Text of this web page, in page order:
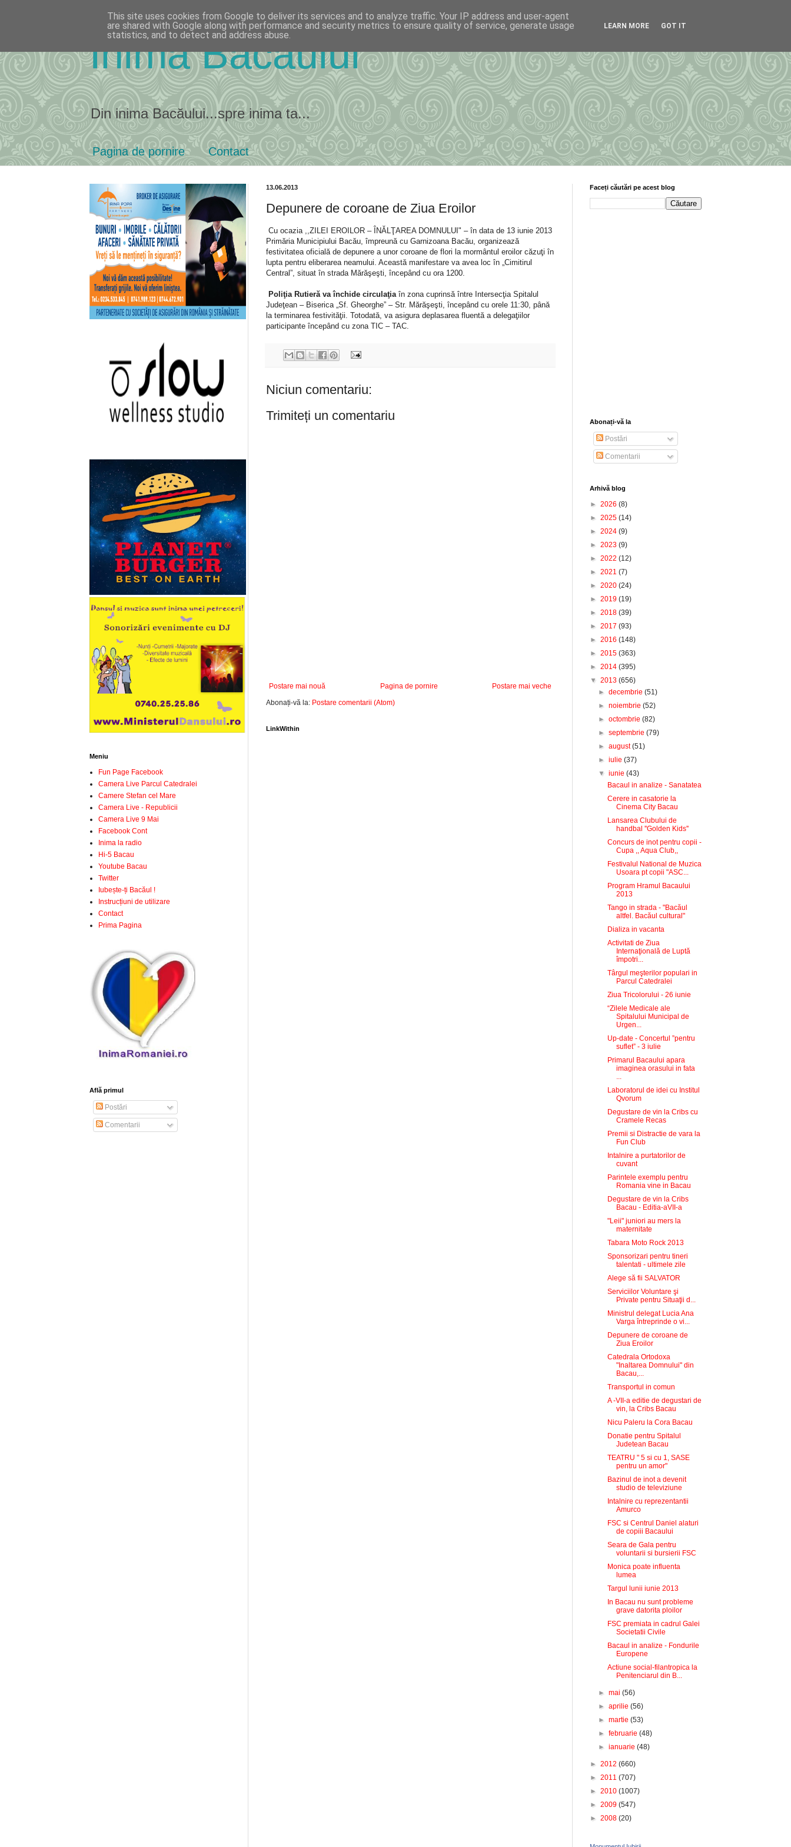
Inima Bacăului
Din inima Bacăului...spre inima ta...
Pagina de pornire Contact
13.06.2013
Depunere de coroane de Ziua Eroilor
Cu ocazia ,,ZILEI EROILOR – ÎNĂLŢAREA DOMNULUI" – în data de 13 iunie 2013
Primăria Municipiului Bacău, împreună cu Garnizoana Bacău, organizează
festivitatea oficială de depunere a unor coroane de flori la mormântul eroilor căzuţi în
lupta pentru eliberarea neamului. Această manifestare va avea loc în „Cimitirul
Central”, situat în strada Mărăşeşti, începând cu ora 1200.
Poliţia Rutieră va închide circulaţia în zona cuprinsă între Intersecţia Spitalul
Judeţean – Biserica „Sf. Gheorghe” – Str. Mărăşeşti, începând cu orele 11:30, până
la terminarea festivităţii. Totodată, va asigura deplasarea fluentă a delegaţiilor
participante începând cu zona TIC – TAC.
Niciun comentariu:
Trimiteți un comentariu
Postare mai nouă Postare mai veche
Pagina de pornire
Abonați-vă la: Postare comentarii (Atom)
LinkWithin
Meniu
Fun Page Facebook
Camera Live Parcul Catedralei
Camere Stefan cel Mare
Camera Live - Republicii
Camera Live 9 Mai
Facebook Cont
Inima la radio
Hi-5 Bacau
Youtube Bacau
Twitter
Iubește-ți Bacăul !
Instrucțiuni de utilizare
Contact
Prima Pagina
Află primul
Postări
Comentarii
Faceți căutări pe acest blog
Abonați-vă la
Postări
Comentarii
Arhivă blog
► 2026 (8)
► 2025 (14)
► 2024 (9)
► 2023 (9)
► 2022 (12)
► 2021 (7)
► 2020 (24)
► 2019 (19)
► 2018 (39)
► 2017 (93)
► 2016 (148)
► 2015 (363)
► 2014 (395)
▼ 2013 (656)
►decembrie(51)
►noiembrie(52)
►octombrie(82)
►septembrie(79)
►august(51)
►iulie(37)
▼iunie(43)
Bacaul in analize - Sanatatea
Cerere in casatorie la
Cinema City Bacau
Lansarea Clubului de
handbal ''Golden Kids''
Concurs de inot pentru copii -
Cupa ,, Aqua Club,,
Festivalul National de Muzica
Usoara pt copii "ASC...
Program Hramul Bacaului
2013
Tango in strada - "Bacăul
altfel. Bacăul cultural"
Dializa in vacanta
Activitati de Ziua
Internaţională de Luptă
împotri...
Târgul meşterilor populari in
Parcul Catedralei
Ziua Tricolorului - 26 iunie
“Zilele Medicale ale
Spitalului Municipal de
Urgen...
Up-date - Concertul ”pentru
suflet” - 3 iulie
Primarul Bacaului apara
imaginea orasului in fata
...
Laboratorul de idei cu Institul
Qvorum
Degustare de vin la Cribs cu
Cramele Recas
Premii si Distractie de vara la
Fun Club
Intalnire a purtatorilor de
cuvant
Parintele exemplu pentru
Romania vine in Bacau
Degustare de vin la Cribs
Bacau - Editia-aVII-a
"Leii" juniori au mers la
maternitate
Tabara Moto Rock 2013
Sponsorizari pentru tineri
talentati - ultimele zile
Alege să fii SALVATOR
Serviciilor Voluntare şi
Private pentru Situaţii d...
Ministrul delegat Lucia Ana
Varga întreprinde o vi...
Depunere de coroane de
Ziua Eroilor
Catedrala Ortodoxa
"Inaltarea Domnului" din
Bacau,...
Transportul in comun
A -VII-a editie de degustari de
vin, la Cribs Bacau
Nicu Paleru la Cora Bacau
Donatie pentru Spitalul
Judetean Bacau
TEATRU " 5 si cu 1, SASE
pentru un amor"
Bazinul de inot a devenit
studio de televiziune
Intalnire cu reprezentantii
Amurco
FSC si Centrul Daniel alaturi
de copiii Bacaului
Seara de Gala pentru
voluntarii si bursierii FSC
Monica poate influenta
lumea
Targul lunii iunie 2013
In Bacau nu sunt probleme
grave datorita ploilor
FSC premiata in cadrul Galei
Societatii Civile
Bacaul in analize - Fondurile
Europene
Actiune social-filantropica la
Penitenciarul din B...
►mai(56)
►aprilie(56)
►martie(53)
►februarie(48)
►ianuarie(48)
► 2012 (660)
► 2011 (707)
► 2010 (1007)
► 2009 (547)
► 2008 (20)
This site uses cookies from Google to deliver its services and to analyze traffic. Your IP address and user-agent
are shared with Google along with performance and security metrics to ensure quality of service, generate usage
statistics, and to detect and address abuse.
LEARN MORE GOT IT